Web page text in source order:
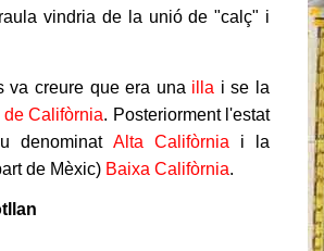
vindria de la unió de "calç" i
va creure que era una illa i se la
de Califòrnia. Posteriorment l'estat
denominat Alta Califòrnia i la
de Mèxic) Baixa Califòrnia.